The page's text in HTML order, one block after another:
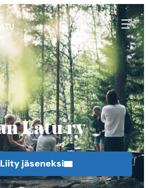
Latu ry
Liity jäseneksi